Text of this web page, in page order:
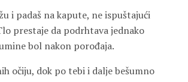
i padaš na kapute, ne ispuštajući
prestaje da podrhtava jednako
bol nakon porođaja.
očiju, dok po tebi i dalje bešumno